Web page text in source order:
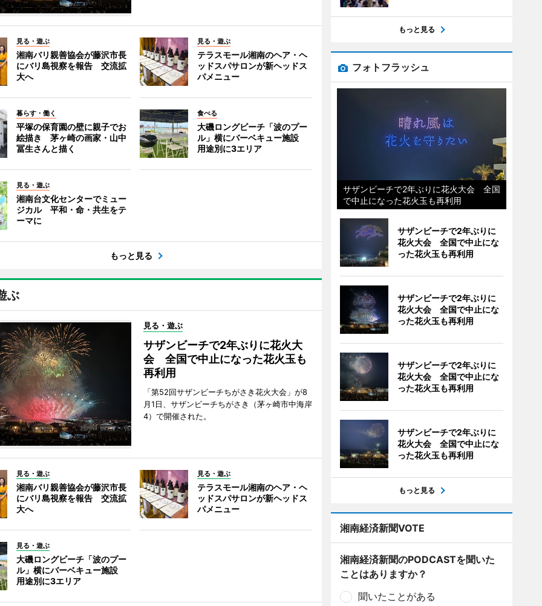
見る・遊ぶ
湘南バリ親善協会が藤沢市長
にバリ島視察を報告 交流拡
大へ
見る・遊ぶ
テラスモール湘南のヘア・ヘ
ッドスパサロンが新ヘッドス
パメニュー
暮らす・働く
平塚の保育園の壁に親子でお
絵描き 茅ヶ崎の画家・山中
冨生さんと描く
食べる
大磯ロングビーチ「波のプー
ル」横にバーベキュー施設
用途別に3エリア
見る・遊ぶ
湘南台文化センターでミュー
ジカル 平和・命・共生をテ
ーマに
もっと見る
ぶ
見る・遊ぶ
サザンビーチで2年ぶりに花火大
会 全国で中止になった花火玉も
再利用
「第52回サザンビーチちがさき花火大会」が8
月1日、サザンビーチちがさき（茅ヶ崎市中海岸
4）で開催された。
見る・遊ぶ
湘南バリ親善協会が藤沢市長
にバリ島視察を報告 交流拡
大へ
見る・遊ぶ
テラスモール湘南のヘア・ヘ
ッドスパサロンが新ヘッドス
パメニュー
見る・遊ぶ
大磯ロングビーチ「波のプー
ル」横にバーベキュー施設
用途別に3エリア
もっと見る
フォトフラッシュ
サザンビーチで2年ぶりに花火大会 全国
で中止になった花火玉も再利用
サザンビーチで2年ぶりに
花火大会 全国で中止にな
った花火玉も再利用
サザンビーチで2年ぶりに
花火大会 全国で中止にな
った花火玉も再利用
サザンビーチで2年ぶりに
花火大会 全国で中止にな
った花火玉も再利用
サザンビーチで2年ぶりに
花火大会 全国で中止にな
った花火玉も再利用
もっと見る
湘南経済新聞VOTE
湘南経済新聞のPODCASTを聞いた
ことはありますか？
聞いたことがある